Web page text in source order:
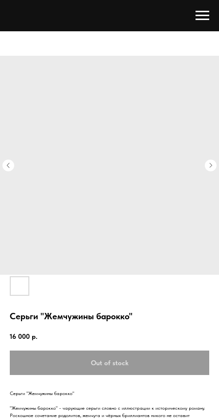
Серьги "Жемчужины барокко"
16 000 р.
Out of stock
Серьги "Жемчужины барокко"
"Жемчужины барокко" - чарующие серьги словно с иллюстрации к историческому роману.
Роскошное сочетание родолитов, жемчуга и чёрных бриллиантов никого не оставит